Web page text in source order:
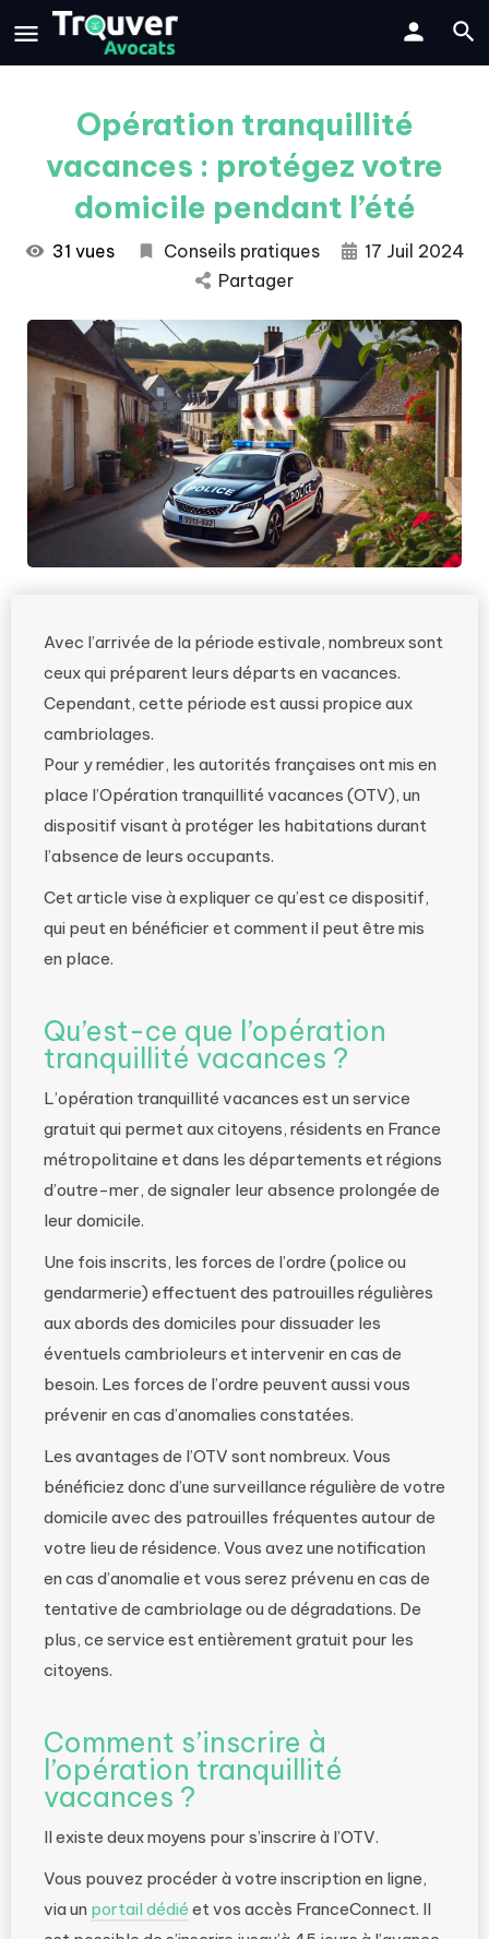
Opération tranquillité
vacances : protégez votre
domicile pendant l’été
31 vues Conseils pratiques
17 Juil 2024
Partager
Avec l’arrivée de la période estivale, nombreux sont
ceux qui préparent leurs départs en vacances.
Cependant, cette période est aussi propice aux
cambriolages.
Pour y remédier, les autorités françaises ont mis en
place l’Opération tranquillité vacances (OTV), un
dispositif visant à protéger les habitations durant
l’absence de leurs occupants.
Cet article vise à expliquer ce qu’est ce dispositif,
qui peut en bénéficier et comment il peut être mis
en place.
Qu’est-ce que l’opération
tranquillité vacances ?
L’opération tranquillité vacances est un service
gratuit qui permet aux citoyens, résidents en France
métropolitaine et dans les départements et régions
d’outre-mer, de signaler leur absence prolongée de
leur domicile.
Une fois inscrits, les forces de l’ordre (police ou
gendarmerie) effectuent des patrouilles régulières
aux abords des domiciles pour dissuader les
éventuels cambrioleurs et intervenir en cas de
besoin. Les forces de l’ordre peuvent aussi vous
prévenir en cas d’anomalies constatées.
Les avantages de l’OTV sont nombreux. Vous
bénéficiez donc d’une surveillance régulière de votre
domicile avec des patrouilles fréquentes autour de
votre lieu de résidence. Vous avez une notification
en cas d’anomalie et vous serez prévenu en cas de
tentative de cambriolage ou de dégradations. De
plus, ce service est entièrement gratuit pour les
citoyens.
Comment s’inscrire à
l’opération tranquillité
vacances ?
Il existe deux moyens pour s’inscrire à l’OTV.
Vous pouvez procéder à votre inscription en ligne,
via un portail dédié et vos accès FranceConnect. Il